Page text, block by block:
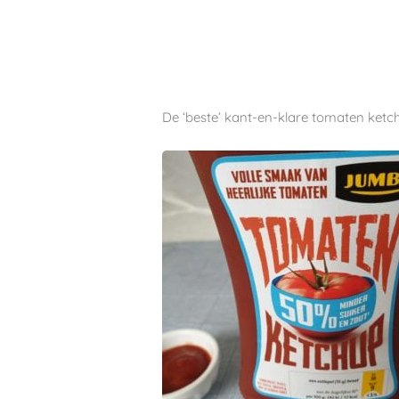
De ‘beste’ kant-en-klare tomaten